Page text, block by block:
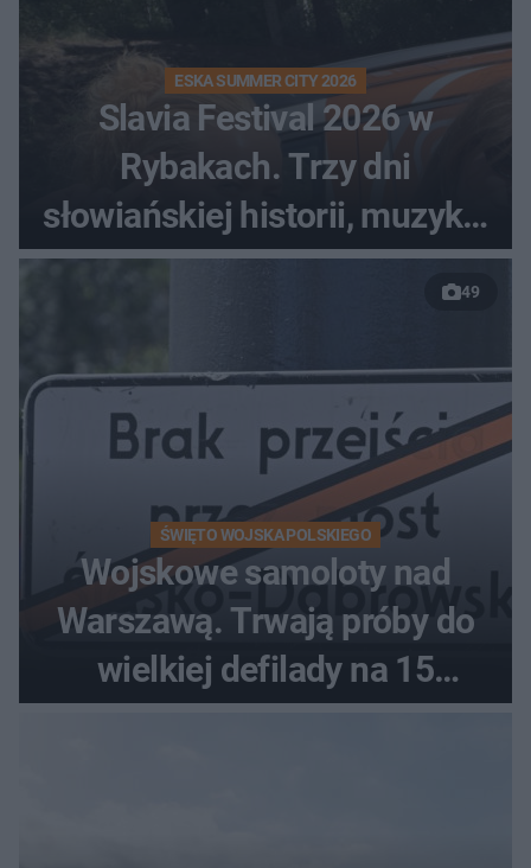
ESKA SUMMER CITY 2026
Slavia Festival 2026 w
Rybakach. Trzy dni
słowiańskiej historii, muzyki i
relaksu nad Jeziorem
49
ŚWIĘTO WOJSKA POLSKIEGO
Wojskowe samoloty nad
Warszawą. Trwają próby do
wielkiej defilady na 15
sierpnia